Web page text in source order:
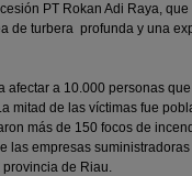
PT Rokan Adi Raya,
de turbera profunda y una
afectar a 10.000 personas
mitad de las víctimas fue
más de 150 focos de
las empresas
de Riau.